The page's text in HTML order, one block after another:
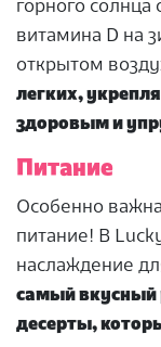
горного солнца
витамина D на
открытом
легких,
здоровым и
Питание
Особенно
питание! В
наслаждение
самый вкусный
десерты,